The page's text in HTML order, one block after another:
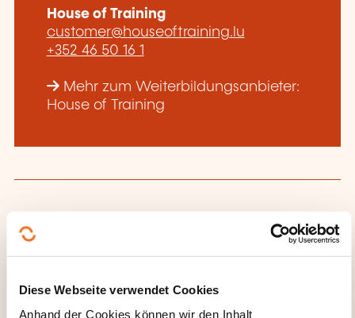
Diese Webseite verwendet Cookies
Anhand der Cookies können wir den Inhalt
House of Training
customer@houseoftraining.lu
+352 46 50 16 1
Mehr zum Weiterbildungsanbieter:
House of Training
DIESE WEITERBILDUNGEN
KÖNNTEN SIE INTERESSIEREN